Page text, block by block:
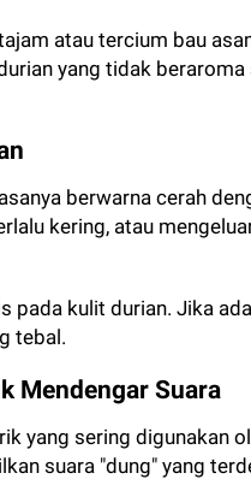
atau tercium bau
yang tidak
berwarna cerah
kering, atau
pada kulit durian. Jika
tebal.
Mendengar Suara
yang sering digunakan
suara "dung" yang